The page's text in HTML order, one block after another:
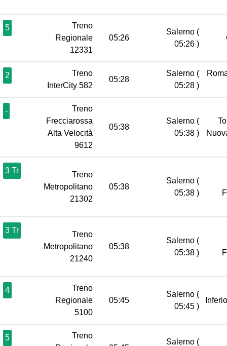
5
Treno
Regionale
12331
05:26
Salerno (
05:26 )
2
Treno
InterCity 582
05:28
Salerno (
05:28 )
-
Treno
Frecciarossa
Alta Velocità
9612
05:38
Salerno (
05:38 )
3 Tr
Treno
Metropolitano
21302
05:38
Salerno (
05:38 )
3 Tr
Treno
Metropolitano
21240
05:38
Salerno (
05:38 )
4
Treno
Regionale
5100
05:45
Salerno (
05:45 )
5
Treno
Salerno (